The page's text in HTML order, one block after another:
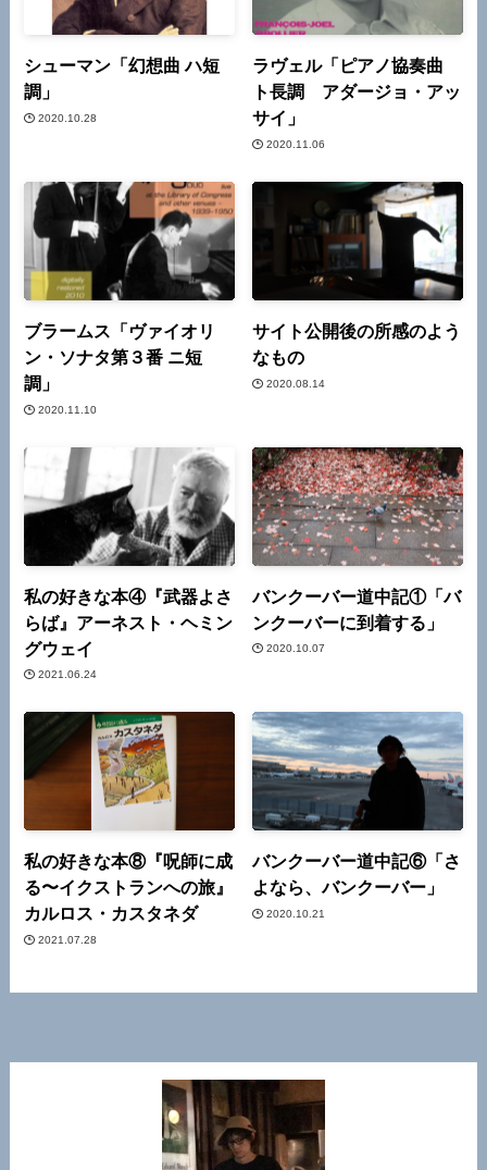
シューマン「幻想曲 ハ短
調」
2020.10.28
ラヴェル「ピアノ協奏曲
ト長調 アダージョ・アッ
サイ」
2020.11.06
ブラームス「ヴァイオリ
ン・ソナタ第３番 ニ短
調」
2020.11.10
サイト公開後の所感のよう
なもの
2020.08.14
私の好きな本④『武器よさ
らば』アーネスト・ヘミン
グウェイ
2021.06.24
バンクーバー道中記①「バ
ンクーバーに到着する」
2020.10.07
私の好きな本⑧『呪師に成
る〜イクストランへの旅』
カルロス・カスタネダ
2021.07.28
バンクーバー道中記⑥「さ
よなら、バンクーバー」
2020.10.21